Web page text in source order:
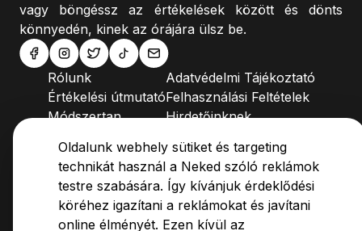
Oldalunk webhely sütiket és targeting
technikát használ a Neked szóló reklámok
testre szabására. Így kívánjuk érdeklődési
köréhez igazítani a reklámokat és javítani
online élményét. Ezen kívül az
vagy böngéssz az értékelések között és dönts
könnyedén, kinek az órájára ülsz be.
Rólunk
Értékelési útmutató
Módszertan
GYIK
Adatvédelmi Tájékoztató
Felhasználási Feltételek
Hirdetőinknek